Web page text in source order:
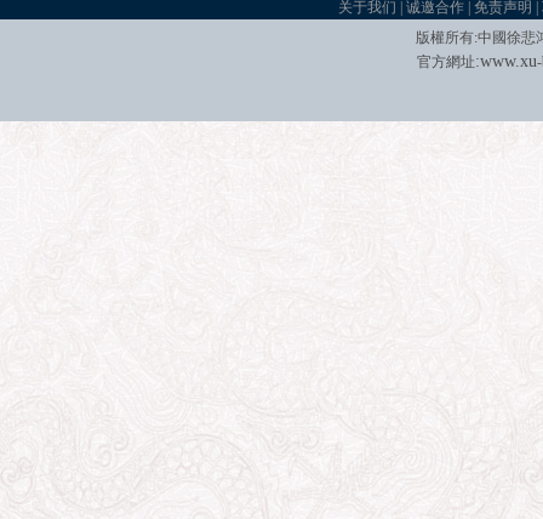
关于我们 |诚邀合作 |免责声明 |
版權所有:中國徐悲
官方網址:www.xu